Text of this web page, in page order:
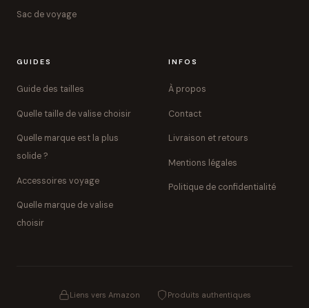
Sac de voyage
GUIDES
Guide des tailles
Quelle taille de valise choisir
Quelle marque est la plus
solide ?
Accessoires voyage
Quelle marque de valise
choisir
INFOS
À propos
Contact
Livraison et retours
Mentions légales
Politique de confidentialité
Liens vers Amazon Produits authentiques